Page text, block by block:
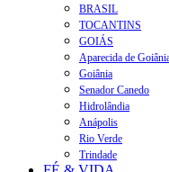
BRASIL
TOCANTINS
GOIÁS
Aparecida de
Goiânia
Senador Canedo
Hidrolândia
Anápolis
Rio Verde
Trindade